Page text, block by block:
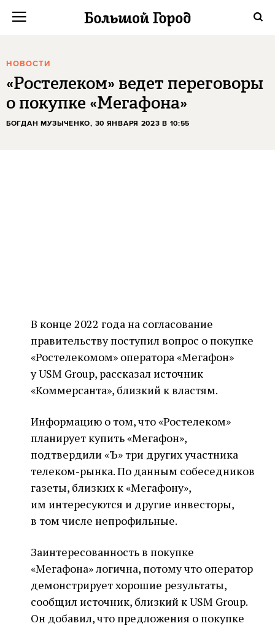
НОВОСТИ
«Ростелеком» ведет переговоры
о покупке «Мегафона»
БОГДАН МУЗЫЧЕНКО, 30 ЯНВАРЯ 2023 В 10:55
В конце 2022 года на согласование
правительству поступил вопрос о покупке
«Ростелекомом» оператора «Мегафон»
у USM Group, рассказал источник
«Коммерсанта», близкий к властям.
Информацию о том, что «Ростелеком»
планирует купить «Мегафон»,
подтвердили «Ъ» три других участника
телеком-рынка. По данным собеседников
газеты, близких к «Мегафону»,
им интересуются и другие инвесторы,
в том числе непрофильные.
Заинтересованность в покупке
«Мегафона» логична, потому что оператор
демонстрирует хорошие результаты,
сообщил источник, близкий к USM Group.
Он добавил, что предложения о покупке